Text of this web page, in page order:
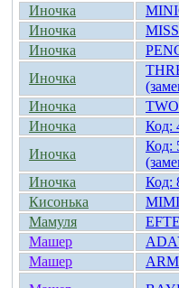
Иночка
Иночка
Иночка
Иночка
Иночка
Иночка
Код:
Иночка
Код:
Иночка
Код:
Кисонька
Мамуля
Машер
Машер
ARM